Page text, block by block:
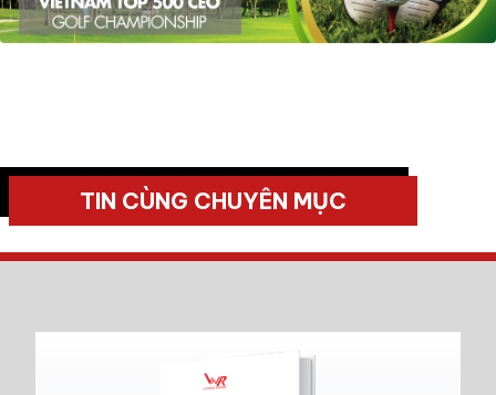
TIN CÙNG CHUYÊN MỤC